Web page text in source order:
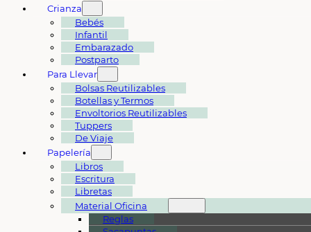
Crianza
Bebés
Infantil
Embarazado
Postparto
Para Llevar
Bolsas Reutilizables
Botellas y Termos
Envoltorios Reutilizables
Tuppers
De Viaje
Papelería
Libros
Escritura
Libretas
Material Oficina
Reglas